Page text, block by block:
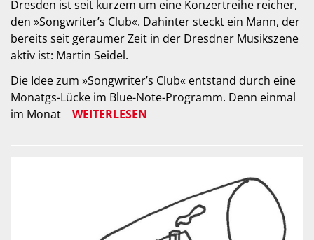
Dresden ist seit kurzem um eine Konzertreihe reicher,
den »Songwriter’s Club«. Dahinter steckt ein Mann, der
bereits seit geraumer Zeit in der Dresdner Musikszene
aktiv ist: Martin Seidel.
Die Idee zum »Songwriter’s Club« entstand durch eine
Monatgs-Lücke im Blue-Note-Programm. Denn einmal
im Monat
WEITERLESEN